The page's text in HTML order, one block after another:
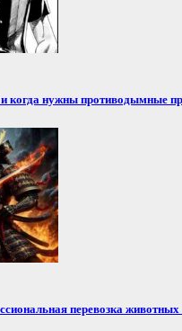
когда нужны противодымные
перевозка животных